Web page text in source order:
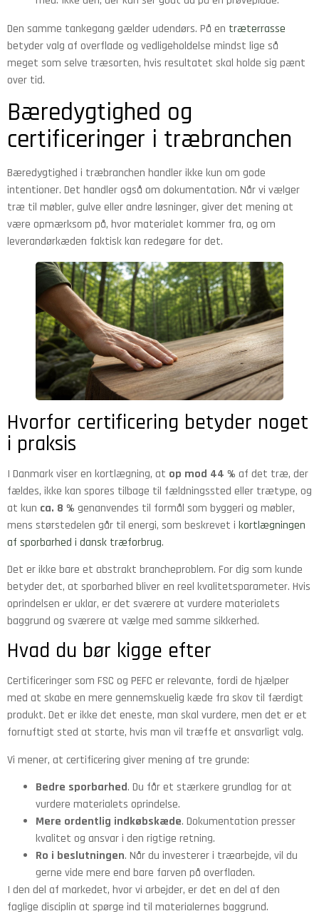
Den samme tankegang gælder udendørs. På en træterrasse
betyder valg af overflade og vedligeholdelse mindst lige så
meget som selve træsorten, hvis resultatet skal holde sig pænt
over tid.
Bæredygtighed og
certificeringer i træbranchen
Bæredygtighed i træbranchen handler ikke kun om gode
intentioner. Det handler også om dokumentation. Når vi vælger
træ til møbler, gulve eller andre løsninger, giver det mening at
være opmærksom på, hvor materialet kommer fra, og om
leverandørkæden faktisk kan redegøre for det.
Hvorfor certificering betyder noget
i praksis
I Danmark viser en kortlægning, at op mod 44 % af det træ, der
fældes, ikke kan spores tilbage til fældningssted eller trætype, og
at kun ca. 8 % genanvendes til formål som byggeri og møbler,
mens størstedelen går til energi, som beskrevet i kortlægningen
af sporbarhed i dansk træforbrug.
Det er ikke bare et abstrakt brancheproblem. For dig som kunde
betyder det, at sporbarhed bliver en reel kvalitetsparameter. Hvis
oprindelsen er uklar, er det sværere at vurdere materialets
baggrund og sværere at vælge med samme sikkerhed.
Hvad du bør kigge efter
Certificeringer som FSC og PEFC er relevante, fordi de hjælper
med at skabe en mere gennemskuelig kæde fra skov til færdigt
produkt. Det er ikke det eneste, man skal vurdere, men det er et
fornuftigt sted at starte, hvis man vil træffe et ansvarligt valg.
Vi mener, at certificering giver mening af tre grunde:
Bedre sporbarhed. Du får et stærkere grundlag for at
vurdere materialets oprindelse.
Mere ordentlig indkøbskæde. Dokumentation presser
kvalitet og ansvar i den rigtige retning.
Ro i beslutningen. Når du investerer i træarbejde, vil du
gerne vide mere end bare farven på overfladen.
I den del af markedet, hvor vi arbejder, er det en del af den
faglige disciplin at spørge ind til materialernes baggrund.